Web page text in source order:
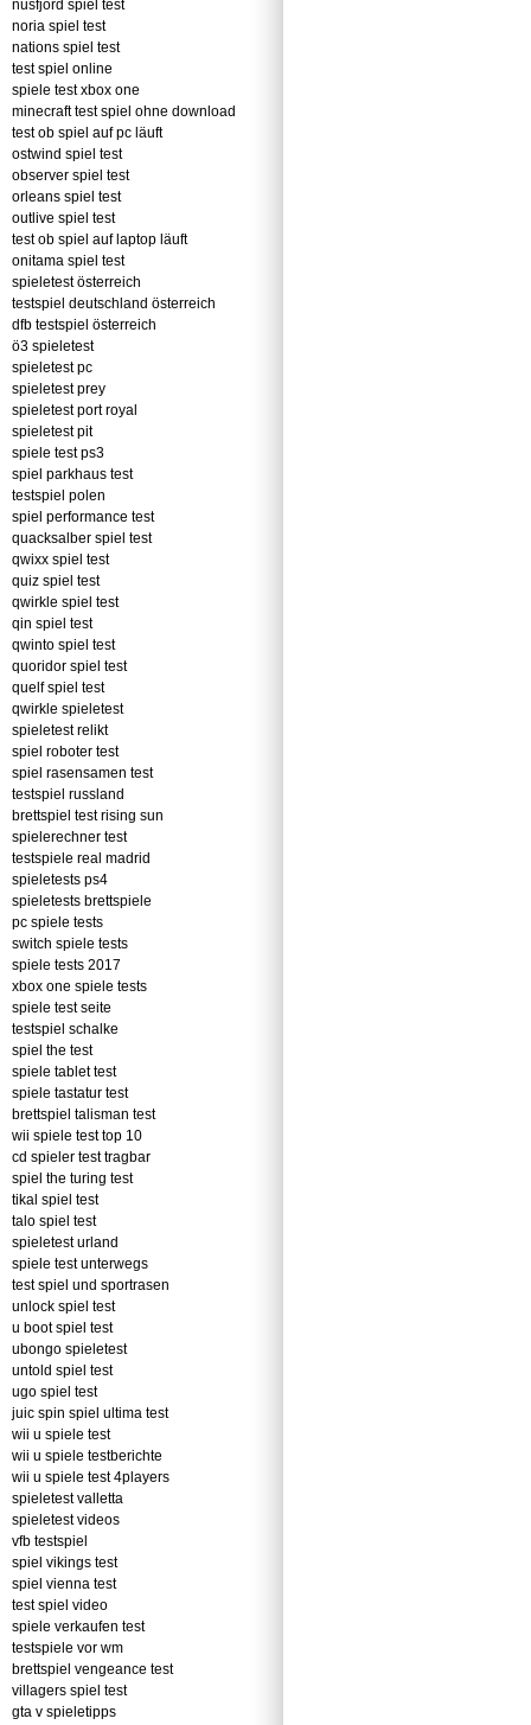
nusfjord spiel test
noria spiel test
nations spiel test
test spiel online
spiele test xbox one
minecraft test spiel ohne download
test ob spiel auf pc läuft
ostwind spiel test
observer spiel test
orleans spiel test
outlive spiel test
test ob spiel auf laptop läuft
onitama spiel test
spieletest österreich
testspiel deutschland österreich
dfb testspiel österreich
ö3 spieletest
spieletest pc
spieletest prey
spieletest port royal
spieletest pit
spiele test ps3
spiel parkhaus test
testspiel polen
spiel performance test
quacksalber spiel test
qwixx spiel test
quiz spiel test
qwirkle spiel test
qin spiel test
qwinto spiel test
quoridor spiel test
quelf spiel test
qwirkle spieletest
spieletest relikt
spiel roboter test
spiel rasensamen test
testspiel russland
brettspiel test rising sun
spielerechner test
testspiele real madrid
spieletests ps4
spieletests brettspiele
pc spiele tests
switch spiele tests
spiele tests 2017
xbox one spiele tests
spiele test seite
testspiel schalke
spiel the test
spiele tablet test
spiele tastatur test
brettspiel talisman test
wii spiele test top 10
cd spieler test tragbar
spiel the turing test
tikal spiel test
talo spiel test
spieletest urland
spiele test unterwegs
test spiel und sportrasen
unlock spiel test
u boot spiel test
ubongo spieletest
untold spiel test
ugo spiel test
juic spin spiel ultima test
wii u spiele test
wii u spiele testberichte
wii u spiele test 4players
spieletest valletta
spieletest videos
vfb testspiel
spiel vikings test
spiel vienna test
test spiel video
spiele verkaufen test
testspiele vor wm
brettspiel vengeance test
villagers spiel test
gta v spieletipps